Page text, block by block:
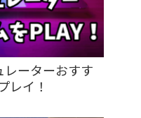
レーターおすす
レイ！